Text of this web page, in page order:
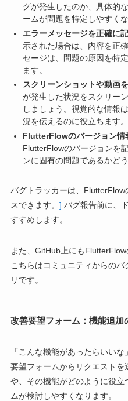
グが発生したのか、具体的
ームが問題を特定しやすくな
エラーメッセージを正確に
示された場合は、内容を正
セージは、問題の原因を特
ます。
スクリーンショットや動画
が発生した状況をスクリー
しましょう。視覚的な情報
況を伝えるのに役立ちます。
FlutterFlowのバージョン情
FlutterFlowのバージョンを
ンに固有の問題であるかど
バグトラッカーは、
スできます。 ] バグ報告前に、
すすめします。
また、GitHub上にも
こちらはコミュニティからの
リです。
改善要望フォーム：機能追加
「こんな機能があったらいい
要望フォームからリクエスト
や、その機能がどのように役
ムが検討しやすくなります。